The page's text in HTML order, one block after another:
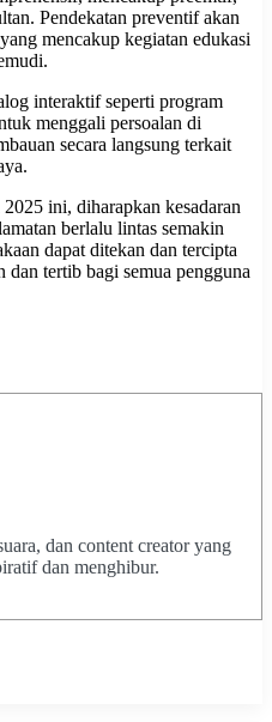
Pendekatan preventif akan
mencakup kegiatan edukasi
interaktif seperti program
menggali persoalan di
secara langsung terkait
ini, diharapkan kesadaran
berlalu lintas semakin
dapat ditekan dan tercipta
tertib bagi semua pengguna
dan content creator yang
dan menghibur.